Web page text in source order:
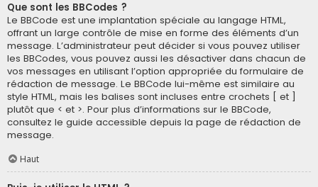
Que sont les BBCodes ?
Le BBCode est une implantation spéciale au langage HTML,
offrant un large contrôle de mise en forme des éléments d’un
message. L’administrateur peut décider si vous pouvez utiliser
les BBCodes, vous pouvez aussi les désactiver dans chacun de
vos messages en utilisant l’option appropriée du formulaire de
rédaction de message. Le BBCode lui-même est similaire au
style HTML, mais les balises sont incluses entre crochets [ et ]
plutôt que < et >. Pour plus d’informations sur le BBCode,
consultez le guide accessible depuis la page de rédaction de
message.
Haut